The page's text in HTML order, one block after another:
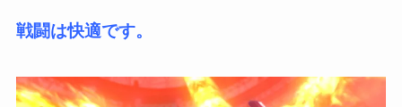
戦闘は快適です。